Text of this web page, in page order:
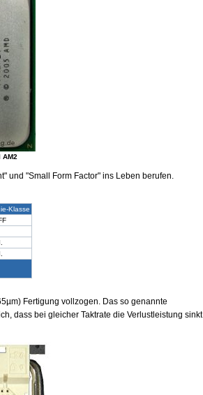
AM2
und "Small Form Factor" ins Leben berufen.
Klasse
Fertigung vollzogen. Das so genannte
dass bei gleicher Taktrate die Verlustleistung sinkt